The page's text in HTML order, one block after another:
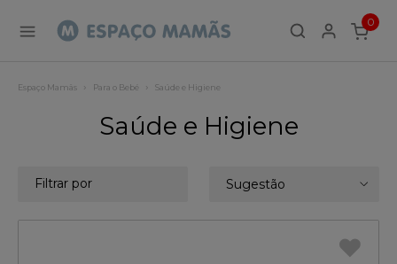
0
ITEMS
Espaço Mamãs Para o Bebé Saúde e Higiene
Saúde e Higiene
Sugestão
Filtrar por